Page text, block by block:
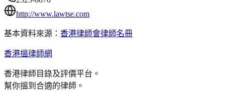
http://www.lawtse.com
基本資料來源： 香港律師會律師名冊
香港搵律師網
香港律師目錄及評價平台。
幫你搵到合適的律師。